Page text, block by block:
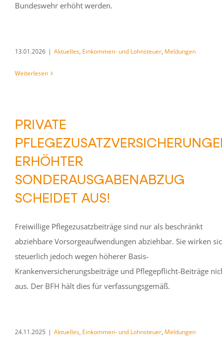
Bundeswehr erhöht werden.
13.01.2026 | Aktuelles, Einkommen- und Lohnsteuer, Meldungen
Weiterlesen
PRIVATE
ERHÖHTER
SONDERAUSGABENABZUG
SCHEIDET AUS!
Freiwillige Pflegezusatzbeiträge sind nur als beschränkt
abziehbare Vorsorgeaufwendungen abziehbar. Sie wirken
steuerlich jedoch wegen höherer Basis-
Krankenversicherungsbeiträge und Pflegepflicht-Beiträge
aus. Der BFH hält dies für verfassungsgemäß.
24.11.2025 | Aktuelles, Einkommen- und Lohnsteuer, Meldungen